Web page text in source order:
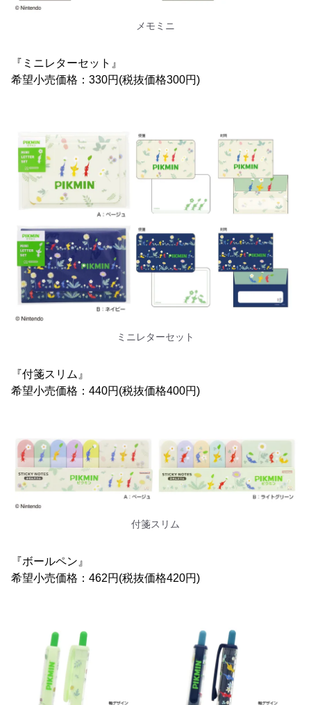
メモミニ
『ミニレターセット』
希望小売価格：330円(税抜価格300円)
ミニレターセット
『付箋スリム』
希望小売価格：440円(税抜価格400円)
付箋スリム
『ボールペン』
希望小売価格：462円(税抜価格420円)